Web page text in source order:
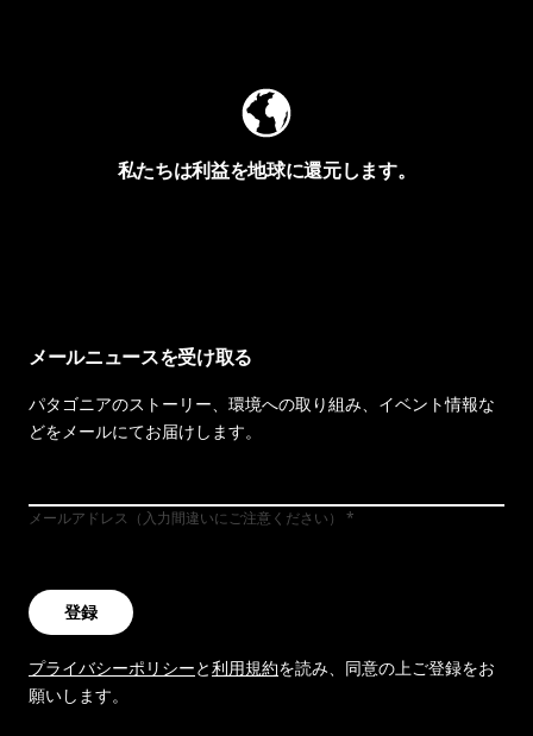
私たちは利益を地球に還元します。
メールニュースを受け取る
パタゴニアのストーリー、環境への取り組み、イベント情報な
どをメールにてお届けします。
メールアドレス（入力間違いにご注意ください）
登録
プライバシーポリシーと利用規約を読み、同意の上ご登録をお
願いします。